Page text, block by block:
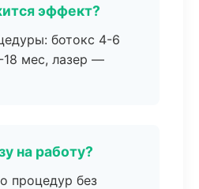
эффект?
ботокс 4-6
мес, лазер —
на работу?
процедур без